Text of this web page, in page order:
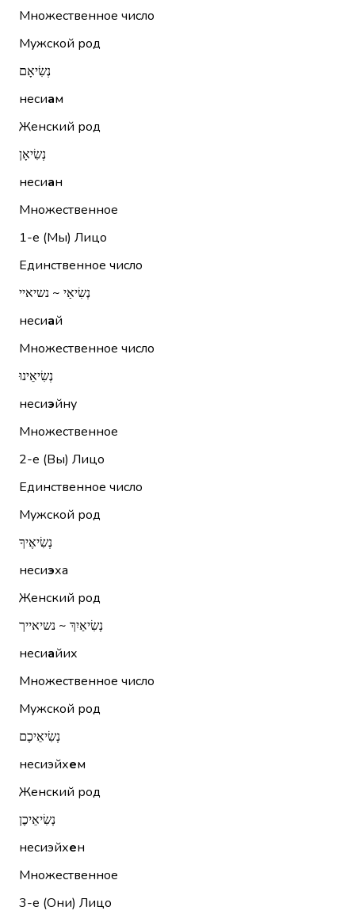
Множественное число
Мужской род
נְשִׂיאָם
несиам
Женский род
נְשִׂיאָן
несиан
Множественное
1-е (Мы) Лицо
Единственное число
נְשִׂיאַי ~ נשיאיי
несиай
Множественное число
נְשִׂיאֵינוּ
несиэйну
Множественное
2-е (Вы) Лицо
Единственное число
Мужской род
נְשִׂיאֶיךָ
несиэха
Женский род
נְשִׂיאַיִךְ ~ נשיאייך
несиайих
Множественное число
Мужской род
נְשִׂיאֵיכֶם
несиэйхем
Женский род
נְשִׂיאֵיכֶן
несиэйхен
Множественное
3-е (Они) Лицо